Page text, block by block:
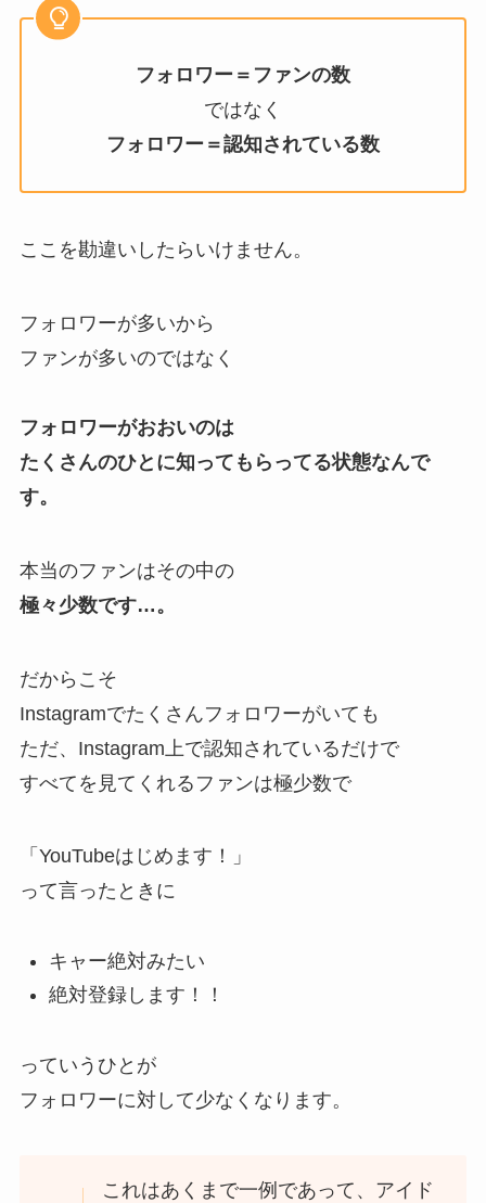
フォロワー＝ファンの数
ではなく
フォロワー＝認知されている数
ここを勘違いしたらいけません。
フォロワーが多いから
ファンが多いのではなく
フォロワーがおおいのは
たくさんのひとに知ってもらってる状態なんで
す。
本当のファンはその中の
極々少数です…。
だからこそ
Instagramでたくさんフォロワーがいても
ただ、Instagram上で認知されているだけで
すべてを見てくれるファンは極少数で
「YouTubeはじめます！」
って言ったときに
キャー絶対みたい
絶対登録します！！
っていうひとが
フォロワーに対して少なくなります。
これはあくまで一例であって、アイド